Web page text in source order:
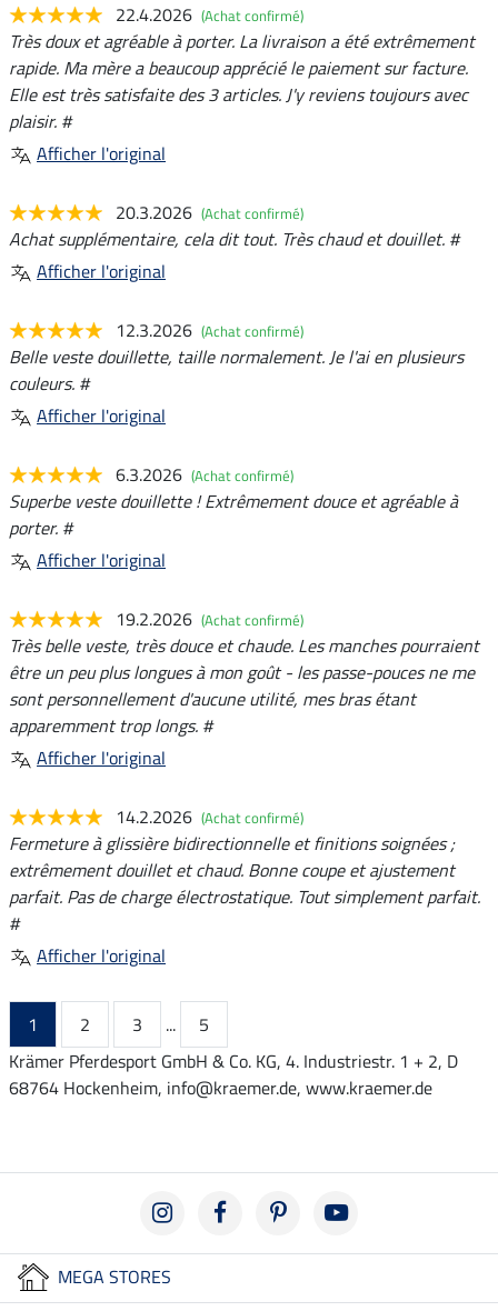
22.4.2026 (Achat confirmé)
Très doux et agréable à porter. La livraison a été extrêmement
rapide. Ma mère a beaucoup apprécié le paiement sur facture.
Elle est très satisfaite des 3 articles. J'y reviens toujours avec
plaisir. #
Afficher l'original
20.3.2026 (Achat confirmé)
Achat supplémentaire, cela dit tout. Très chaud et douillet. #
Afficher l'original
12.3.2026 (Achat confirmé)
Belle veste douillette, taille normalement. Je l'ai en plusieurs
couleurs. #
Afficher l'original
6.3.2026 (Achat confirmé)
Superbe veste douillette ! Extrêmement douce et agréable à
porter. #
Afficher l'original
19.2.2026 (Achat confirmé)
Très belle veste, très douce et chaude. Les manches pourraient
être un peu plus longues à mon goût - les passe-pouces ne me
sont personnellement d'aucune utilité, mes bras étant
apparemment trop longs. #
Afficher l'original
14.2.2026 (Achat confirmé)
Fermeture à glissière bidirectionnelle et finitions soignées ;
extrêmement douillet et chaud. Bonne coupe et ajustement
parfait. Pas de charge électrostatique. Tout simplement parfait.
#
Afficher l'original
1 2 3 ...
5
Krämer Pferdesport GmbH & Co. KG, 4. Industriestr. 1 + 2, D
68764 Hockenheim, info@kraemer.de, www.kraemer.de
MEGA STORES